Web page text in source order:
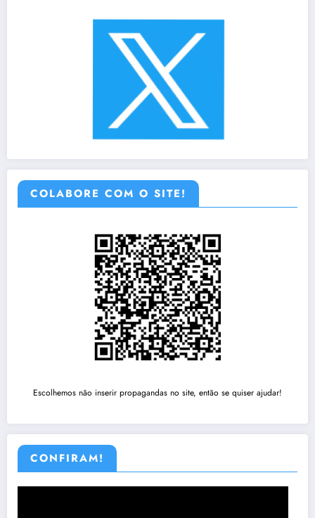
COLABORE COM O SITE!
Escolhemos não inserir propagandas no site, então se quiser ajudar!
CONFIRAM!